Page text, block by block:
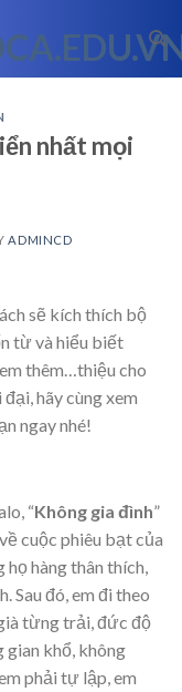
nhất mọi
ADMINCD
sẽ kích thích bộ
từ và hiểu biết
thêm… thiệu cho
hãy cùng xem
ngay nhé!
“Không gia đình”
cuộc phiêu bạt của
họ hàng thân thích,
Sau đó, em đi theo
từng trải, đức độ
gian khổ, không
phải tự lập, em